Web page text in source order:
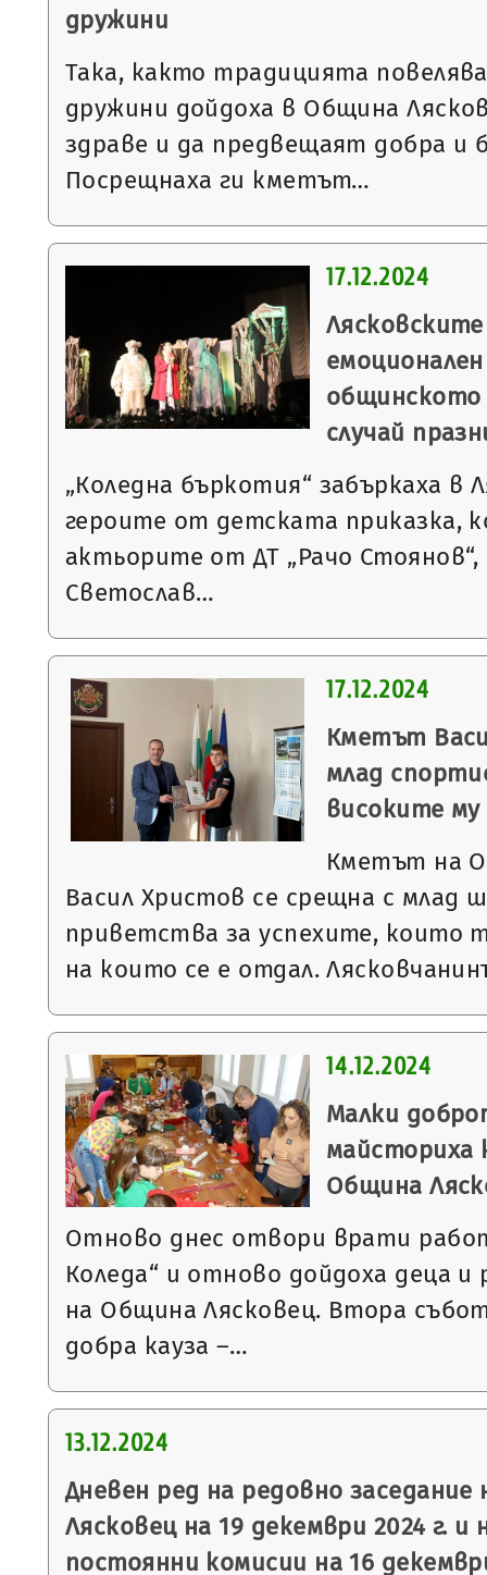
дружини
Така, както традицията
дружини дойдоха в Община
здраве и да предвещаят добра и
Посрещнаха ги кметът…
17.12.2024
общинското
случай
„Коледна бъркотия“ забъркаха в
героите от детската приказка,
актьорите от ДТ „Рачо Стоянов“,
Светослав…
17.12.2024
Кметът
млад
високите
Кметът на
Васил Христов се срещна с млад
приветства за успехите, които
на които се е отдал.
14.12.2024
Малки
майсториха
Община
Отново днес отвори врати
Коледа“ и отново дойдоха деца
на Община Лясковец. Втора
добра кауза –…
13.12.2024
Дневен ред на редовно
Лясковец на 19 декември 2024 г. и
постоянни комисии на 16